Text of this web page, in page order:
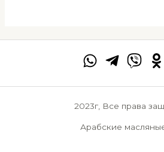
2023г, Все права
Арабские